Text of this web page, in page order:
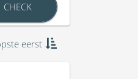
CHECK
eerst